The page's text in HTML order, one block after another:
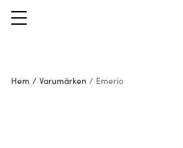
Hem / Varumärken / Emerio